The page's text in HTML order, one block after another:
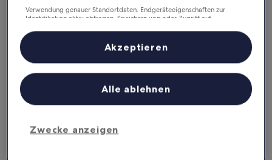
Sonesta Select Seattle Bellevue
Redmond
out
of
Bridle Trails ‐ 4,94 km vom Stadtzentrum
8,6
Großartig! (1.690 Bewertungen)
3
out
East Lake
10
Top-Hotels in SeaTac
Country Inn & Suites by Radisson, Seattle-Tacoma
Verwendung genauer Standortdaten. Endgeräteeigenschaften zur
Identifikation aktiv abfragen. Speichern von oder Zugriff auf
Inhalte, Messung von Werbeleistung und der Performance von Inhalten,
Zielgruppenforschung sowie Entwicklung und Verbesserung von
Liste der Partner (Lieferanten)
Zwecke anzeigen
Alle ablehnen
Akzeptieren